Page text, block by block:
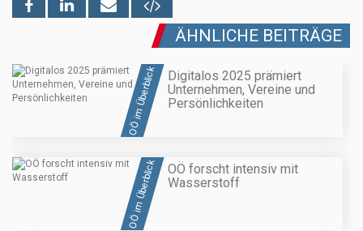
ÄHNLICHE BEITRÄGE
OÖ im Überblick
Digitalos 2025 prämiert
Unternehmen, Vereine und
Persönlichkeiten
OÖ im Überblick
OÖ forscht intensiv mit
Wasserstoff